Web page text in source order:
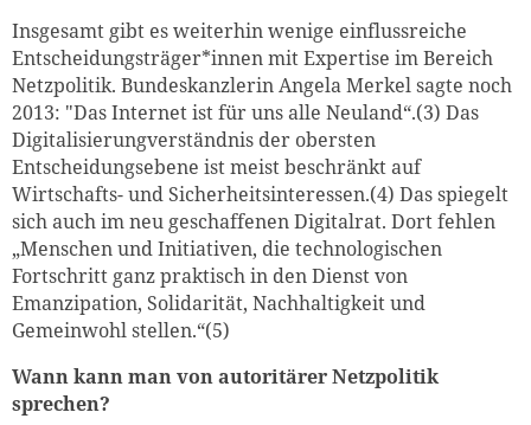
Insgesamt gibt es weiterhin wenige einflussreiche
Entscheidungsträger*innen mit Expertise im Bereich
Netzpolitik. Bundeskanzlerin Angela Merkel sagte noch
2013: "Das Internet ist für uns alle Neuland“.(3) Das
Digitalisierungverständnis der obersten
Entscheidungsebene ist meist beschränkt auf
Wirtschafts- und Sicherheitsinteressen.(4) Das spiegelt
sich auch im neu geschaffenen Digitalrat. Dort fehlen
„Menschen und Initiativen, die technologischen
Fortschritt ganz praktisch in den Dienst von
Emanzipation, Solidarität, Nachhaltigkeit und
Gemeinwohl stellen.“(5)
Wann kann man von autoritärer Netzpolitik
sprechen?